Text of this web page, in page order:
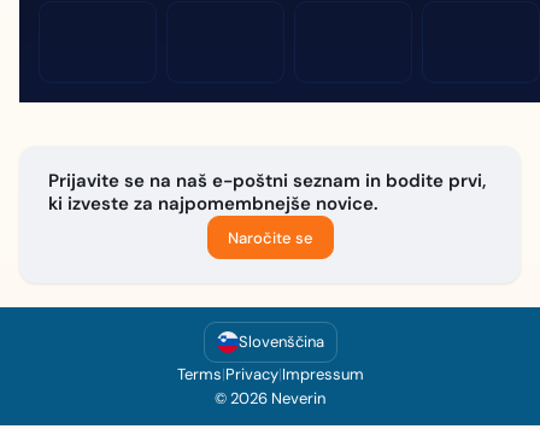
Prijavite se na naš e-poštni seznam in bodite prvi,
ki izveste za najpomembnejše novice.
Naročite se
Slovenščina
Terms|Privacy|Impressum
© 2026 Neverin